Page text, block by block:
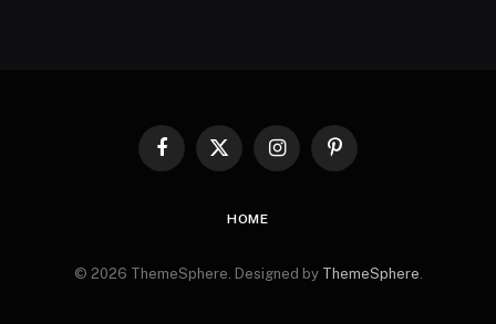
Facebook
X
InstagramPinterest
HOME
© 2026 ThemeSphere. Designed by ThemeSphere.